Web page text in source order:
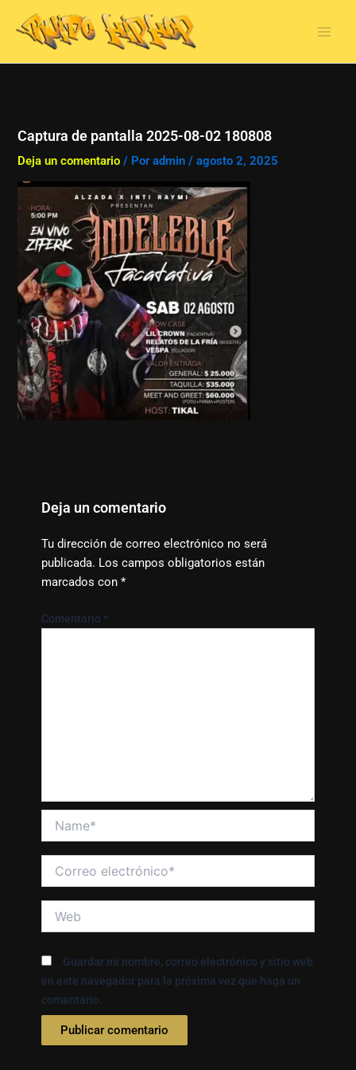
contenido
Captura de pantalla 2025-08-02 180808
Deja un comentario / Poradmin/agosto 2, 2025
Deja un comentario
Tu dirección de correo electrónico no será
publicada. Los campos obligatorios están
marcados con *
Comentario *
electrónico*
Guardar mi nombre, correo electrónico y sitio web
en este navegador para la próxima vez que haga un
comentario.